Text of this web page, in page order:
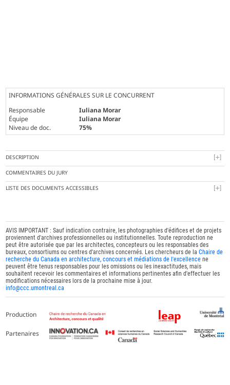
INFORMATIONS GÉNÉRALES SUR LE CONCURRENT
Responsable
Iuliana Morar
Équipe
Iuliana Morar
Niveau de doc.
75%
DESCRIPTION
COMMENTAIRES DU JURY
LISTE DES DOCUMENTS ACCESSIBLES
AVIS IMPORTANT : Sauf indication contraire, les photographies d'édifices et de projets
proviennent d'archives professionnelles ou institutionnelles. Toute reproduction ne
peut être autorisée que par les architectes, concepteurs ou les responsables des
bureaux, consortiums ou centres d'archives concernés. Les chercheurs de laChaire de
recherche du Canada en architecture, concours et médiations de l'excellence ne
peuvent être tenus responsables pour les omissions ou les inexactitudes, mais
souhaitent recevoir les commentaires et informations pertinentes afin d'effectuer les
modifications nécessaires lors de la prochaine mise à jour.
info@ccc.umontreal.ca
Production
Partenaires